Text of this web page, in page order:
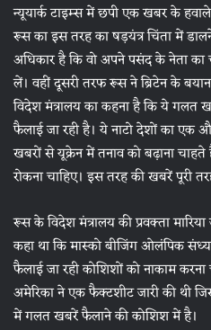
न्‍यूयार्क टाइम्‍स में छपी एक खबर के
रूस का इस तरह का षड़यंत्र चिंता में
अधिकार है कि वो अपने पसंद के नेता
लें। वहीं दूसरी तरफ रूस ने ब्रिटेन के
विदेश मंत्रालय का कहना है कि ये गलत
फैलाई जा रही है। ये नाटो देशों का
खबरों से यूक्रेन में तनाव को बढ़ाना
रोकना चाहिए। इस तरह की खबरें पूरी
रूस के विदेश मंत्रालय की प्रवक्‍ता
कहा था कि मास्‍को बीजिंग ओलंपिक संध्‍या
फैलाई जा रही कोशिशों को नाकाम
अमेरिका ने एक फैक्‍टशीट जारी की थी
में गलत खबरें फैलाने की कोशिश में है।